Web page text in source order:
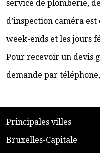
service de plomberie,
d’inspection caméra
week-ends et les jours
Pour recevoir un devis
demande par
​Principales villes
​Bruxelles-Capitale